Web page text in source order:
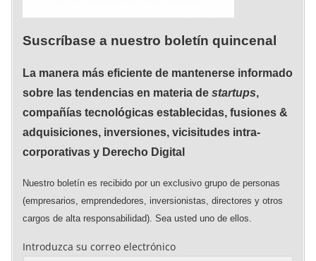
Suscríbase a nuestro boletín quincenal
La manera más eficiente de mantenerse informado
sobre las tendencias en materia de startups,
compañías tecnológicas establecidas, fusiones &
adquisiciones, inversiones, vicisitudes intra-
corporativas y Derecho Digital
Nuestro boletín es recibido por un exclusivo grupo de personas
(empresarios, emprendedores, inversionistas, directores y otros
cargos de alta responsabilidad). Sea usted uno de ellos.
Introduzca su correo electrónico